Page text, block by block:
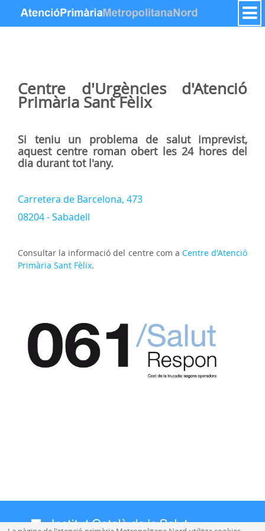
Skip to Content
Centre d'Urgències d'Atenció
Primària Sant Fèlix
Si teniu un problema de salut imprevist,
aquest centre roman obert les 24 hores del
dia durant tot l'any.
Carretera de Barcelona, 473
08204 - Sabadell
Consultar la informació del centre com a Centre d'Atenció
Primària Sant Fèlix.